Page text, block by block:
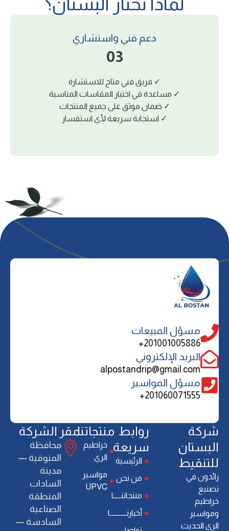
دﻋﻢ ﻓﻨﻲ واﺳﺘﺸﺎري
03
✓ ﻓﺮﻳﻖ ﻓﻨﻲ ﻣﺘﺎح ﻟﻼﺳﺘﺸﺎرة
✓ ﻣﺴﺎﻋﺪة ﻓﻲ اﺧﺘﻴﺎر اﻟﻤﻘﺎﺳﺎت اﻟﻤﻨﺎﺳﺒﺔ
✓ ﺿﻤﺎن ﻣﻮﺛﻖ ﻋﻠﻰ ﺟﻤﻴﻊ اﻟﻤﻨﺘﺠﺎت
✓ اﺳﺘﺠﺎﺑﺔ ﺳﺮﻳﻌﺔ ﻷي اﺳﺘﻔﺴﺎر
مسؤل المبيعات
201001005886+
البريد الإلكتروني
alpostandrip@gmail.com
مسؤل المواسير
201060071555+
ﺷﺮﻛﺔ
اﻟﺒﺴﺘﺎن
ﻟﻠﺘﻨﻘﻴﻂ
راﺋﺪون ﻓﻲ
ﺗﺼﻨﻴﻊ
ﺧﺮاﻃﻴﻢ
وﻣﻮاﺳﻴﺮ
اﻟﺮي اﻟﺤﺪﻳﺚ
روابط
سريعة
الرئيسية
من نحن
منتجاتنـــــا
أخبارنـــــــــــا
منتجاتنا
خراطيم
الري
ﻣﻮاﺳﻴﺮ
UPVC
مقر الشركة
ﻣﺤﺎﻓﻈﺔ
اﻟﻤﻨﻮﻓﻴﺔ —
ﻣﺪﻳﻨﺔ
اﻟﺴﺎدات
اﻟﻤﻨﻄﻘﺔ
اﻟﺼﻨﺎﻋﻴﺔ
اﻟﺴﺎدﺳﺔ —